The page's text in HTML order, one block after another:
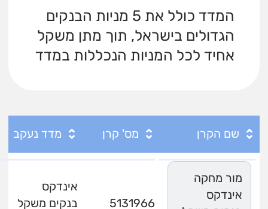
המדד כולל את 5 מניות הבנקים
הגדולים בישראל, תוך מתן משקל
אחיד לכל המניות הנכללות במדד
שם הקרן מס' קרן מדד נעקב
מור מחקה
אינדקס
5131966
אינדקס
בנקים משקל